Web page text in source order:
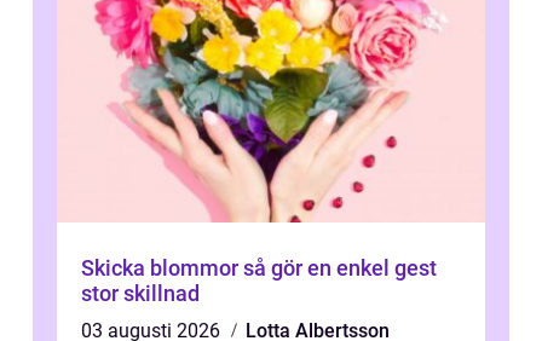
Skicka blommor så gör en enkel gest
stor skillnad
03 augusti 2026
Lotta Albertsson